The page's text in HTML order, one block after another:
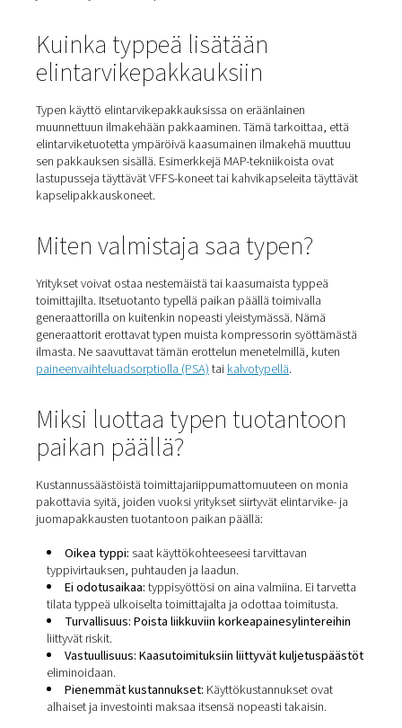
Inerttinä kaasuna typellä on monia käyttökohteita ja
elintarvike- ja juomapakkauksissa:
1.Se huuhtelee pois happea, jolla on suuri merkitys
pilaantumisessa. Happi aiheuttaa hapettumista ja
tiettyjen bakteerien kasvua.
2.Typpi stabiloi makuja ja mausteita poistamalla
3.Se on erinomainen vaihtoehto tyhjiöpakkaukselle
leivotuille/paistetuille tuotteille. Se vaimentaa sisältöä.
Typpi on ei-kemiallinen elintarvikkeiden säilöntäaine.
5.Se on yhä suositumpi kuin kemialliset vaihtoehdot
elintarvikkeiden, kuten hedelmien, vihannesten ja viljan,
tuhoamisessa.
6.Typen käyttökohteet elintarviketeollisuudessa ovat
monipuoliset. Niitä ovat mm. kanisterien/säiliöiden
jauheiden ja nesteiden painesiirto.
Kuinka typpeä lisätään
elintarvikepakkauksiin
Typen käyttö elintarvikepakkauksissa on eräänlainen
muunnettuun ilmakehään pakkaaminen. Tämä
elintarviketuotetta ympäröivä kaasumainen ilmakehä
sen pakkauksen sisällä. Esimerkkejä MAP-tekniikoista
lastupusseja täyttävät VFFS-koneet tai kahvikapseleita
kapselipakkauskoneet.